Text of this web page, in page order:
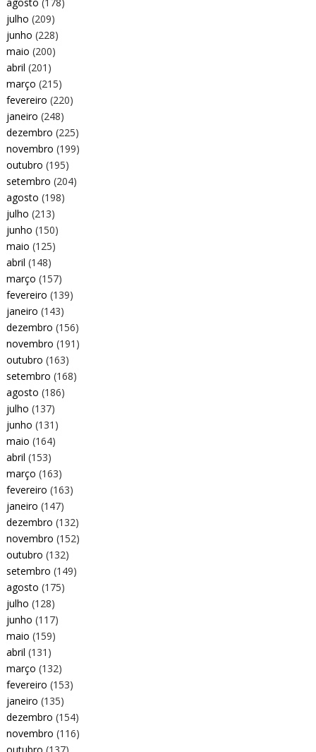
julho (209)
junho (228)
maio (200)
abril (201)
março (215)
fevereiro (220)
janeiro (248)
dezembro (225)
novembro (199)
outubro (195)
setembro (204)
agosto (198)
julho (213)
junho (150)
maio (125)
abril (148)
março (157)
fevereiro (139)
janeiro (143)
dezembro (156)
novembro (191)
outubro (163)
setembro (168)
agosto (186)
julho (137)
junho (131)
maio (164)
abril (153)
março (163)
fevereiro (163)
janeiro (147)
dezembro (132)
novembro (152)
outubro (132)
setembro (149)
agosto (175)
julho (128)
junho (117)
maio (159)
abril (131)
março (132)
fevereiro (153)
janeiro (135)
dezembro (154)
novembro (116)
outubro (137)